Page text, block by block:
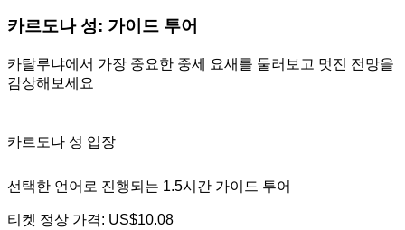
카르도나 성: 가이드 투어
카탈루냐에서 가장 중요한 중세 요새를 둘러보고 멋진 전망을
감상해보세요
카르도나 성 입장
선택한 언어로 진행되는 1.5시간 가이드 투어
티켓 정상 가격: US$10.08